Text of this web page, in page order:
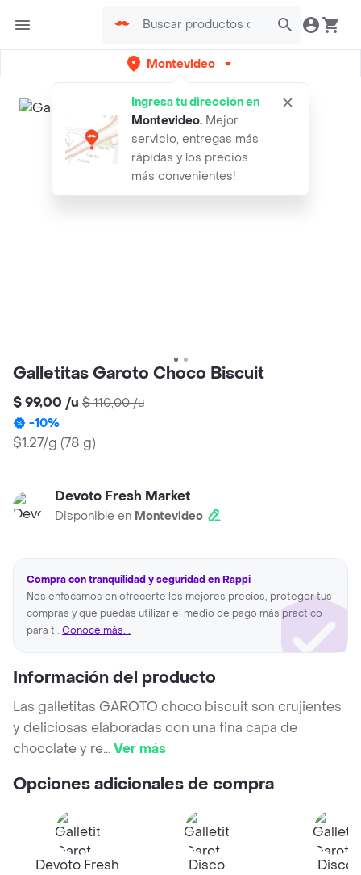
Montevideo
Ingresa tu dirección en
Montevideo. Mejor
servicio, entregas más
rápidas y los precios
más convenientes!
Galletitas Garoto Choco Biscuit
$ 99,00 /u $ 110,00/u
-10%
$1.27/g (78 g)
Devoto Fresh Market
Disponible en Montevideo
Compra con tranquilidad y seguridad en Rappi
Nos enfocamos en ofrecerte los mejores precios, proteger tus
compras y que puedas utilizar el medio de pago más practico
para ti. Conoce más...
Información del producto
Las galletitas GAROTO choco biscuit son crujientes
y deliciosas elaboradas con una fina capa de
chocolate y re...Ver más
Opciones adicionales de compra
Devoto Fresh
Disco
Disco